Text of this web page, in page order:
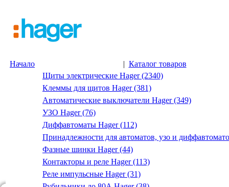
Начало | Каталог товаров
Щиты электрические Hager (2340)
Клеммы для щитов Hager (381)
Автоматические выключатели Hager (349)
УЗО Hager (76)
Диффавтоматы Hager (112)
Принадлежности для автоматов, узо и
Фазные шинки Hager (44)
Контакторы и реле Hager (113)
Реле импульсные Hager (31)